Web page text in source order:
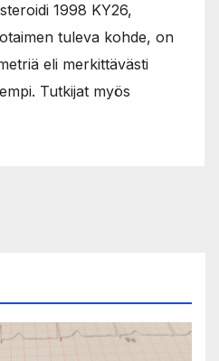
1998 KY26,
tuleva kohde, on
eli merkittävästi
Tutkijat myös